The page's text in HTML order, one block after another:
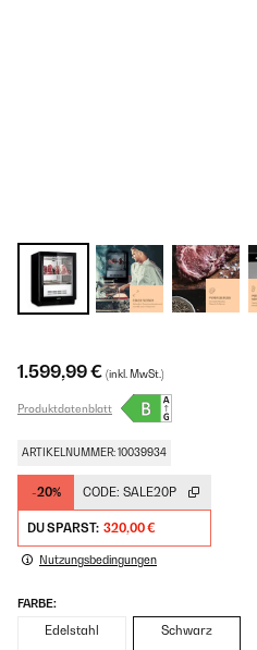
1.599,99 € (inkl. MwSt.)
Produktdatenblatt
ARTIKELNUMMER: 10039934
-20% CODE: SALE20P
DU SPARST: 320,00 €
Nutzungsbedingungen
FARBE:
Edelstahl Schwarz